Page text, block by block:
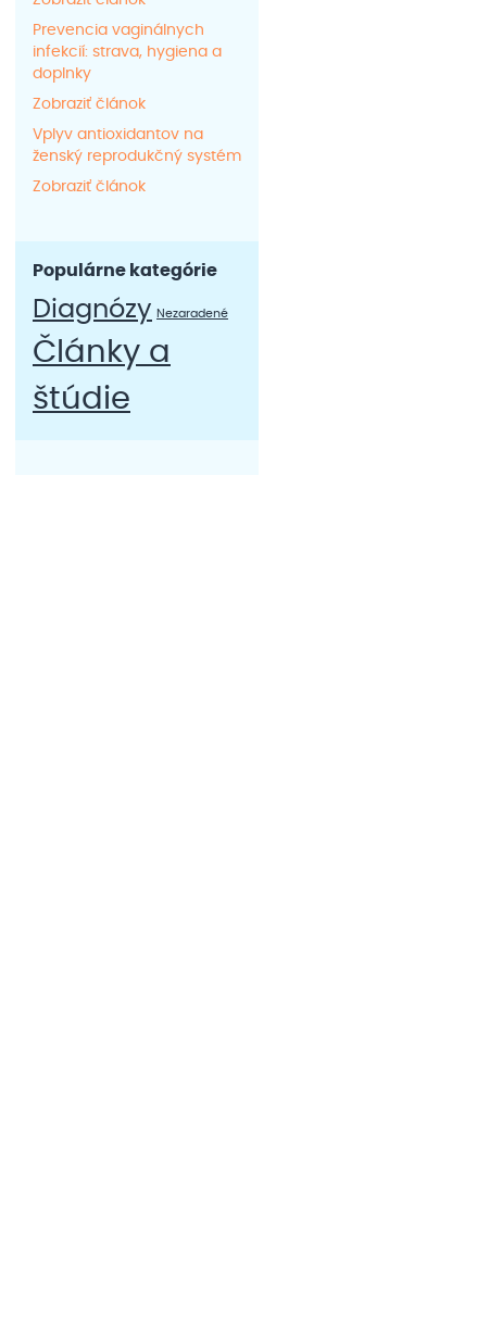
Prevencia vaginálnych
infekcií: strava, hygiena a
doplnky
Zobraziť článok
Vplyv antioxidantov na
ženský reprodukčný systém
Zobraziť článok
Populárne kategórie
Diagnózy Nezaradené
Články a
štúdie